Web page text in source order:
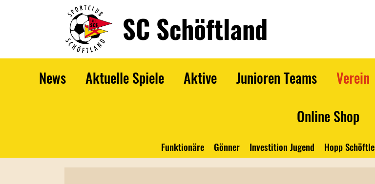
SC Schöftland
News Aktuelle Spiele Aktive Junioren Teams Verein
Online Shop
Funktionäre Gönner Investition Jugend Hopp Schöftle